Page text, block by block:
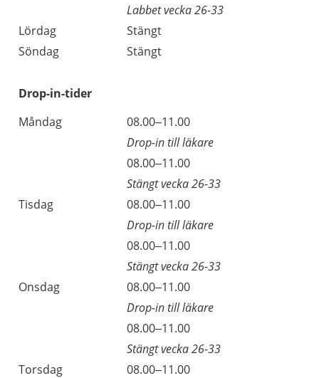
Labbet vecka 26-33
Lördag
Stängt
Söndag
Stängt
Drop-in-tider
Måndag
08.00–11.00
Drop-in till läkare
08.00–11.00
Stängt vecka 26-33
Tisdag
08.00–11.00
Drop-in till läkare
08.00–11.00
Stängt vecka 26-33
Onsdag
08.00–11.00
Drop-in till läkare
08.00–11.00
Stängt vecka 26-33
Torsdag
08.00–11.00